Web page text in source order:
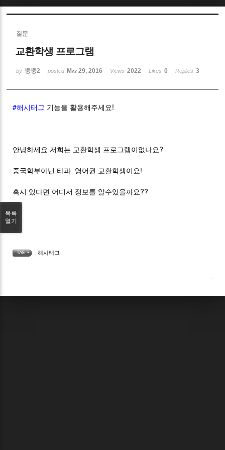
질문
교환학생 프로그램
by 뿡뿡2 posted May 29, 2016 Views 2022 Likes 0 Replies 3
#해시태그 기능을 활용해주세요!
안녕하세요 저희는 교환학생 프로그램이없나요?
중국학부아닌 타과 영어권 교환학생이요!
혹시 있다면 어디서 정보를 알수있을까요??
TAG • 해시태그
목록
열기
Sketchbook5, 스케치북5
Sketchbook5, 스케치북5